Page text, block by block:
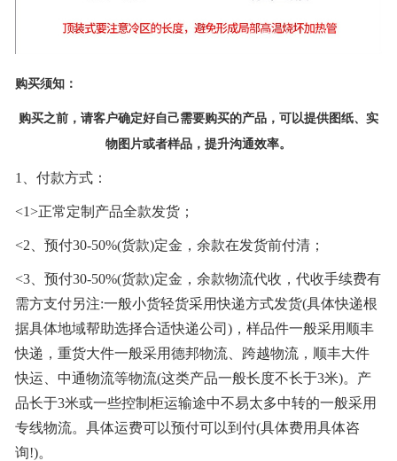
购买须知：
购买之前，请客户确定好自己需要购买的产品，可以提供图纸、实
物图片或者样品，提升沟通效率。
1、付款方式：
<1>正常定制产品全款发货；
<2、预付30-50%(货款)定金，余款在发货前付清；
<3、预付30-50%(货款)定金，余款物流代收，代收手续费有
需方支付另注:一般小货轻货采用快递方式发货(具体快递根
据具体地域帮助选择合适快递公司)，样品件一般采用顺丰
快递，重货大件一般采用德邦物流、跨越物流，顺丰大件
快运、中通物流等物流(这类产品一般长度不长于3米)。产
品长于3米或一些控制柜运输途中不易太多中转的一般采用
专线物流。具体运费可以预付可以到付(具体费用具体咨
询!)。